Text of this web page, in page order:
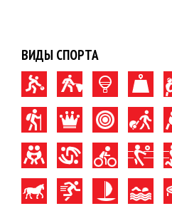
ВИДЫ СПОРТА